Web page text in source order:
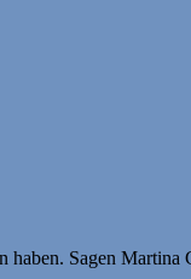
Sagen Martina